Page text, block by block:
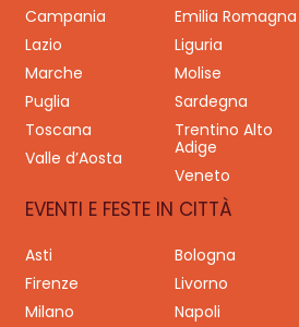
Campania
Emilia Romagna
Lazio
Liguria
Marche
Molise
Puglia
Sardegna
Toscana
Trentino Alto
Adige
Valle d’Aosta
Veneto
EVENTI E FESTE IN CITTÀ
Asti Bologna
Firenze
Livorno
Milano
Napoli